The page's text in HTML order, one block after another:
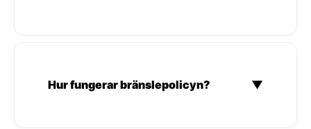
Hur fungerar bränslepolicyn? ▼